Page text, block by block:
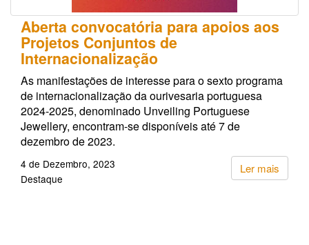
Aberta convocatória para apoios aos
Projetos Conjuntos de
Internacionalização
As manifestações de interesse para o sexto programa
de internacionalização da ourivesaria portuguesa
2024-2025, denominado Unveiling Portuguese
Jewellery, encontram-se disponíveis até 7 de
dezembro de 2023.
Ler mais
4 de Dezembro, 2023
Destaque